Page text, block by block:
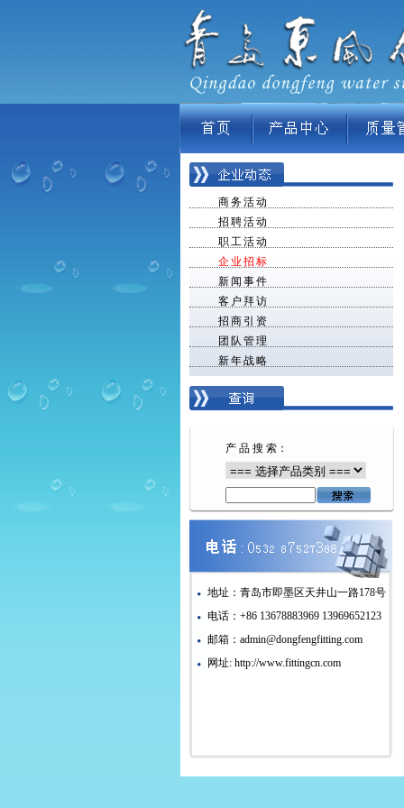
商务活动
招聘活动
职工活动
企业招标
新闻事件
客户拜访
招商引资
团队管理
新年战略
产 品 搜 索：
地址：青岛市即墨区天井山一路178号
电话：+86 13678883969 13969652123
邮箱：admin@dongfengfitting.com
网址: http://www.fittingcn.com